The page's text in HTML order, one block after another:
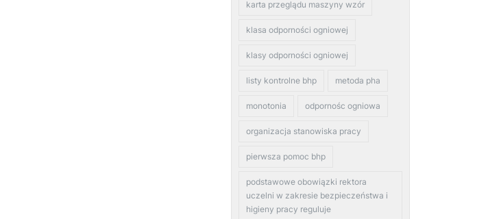
karta przeglądu maszyny wzór
klasa odporności ogniowej
klasy odporności ogniowej
listy kontrolne bhp metoda pha
monotonia odpornośc ogniowa
organizacja stanowiska pracy
pierwsza pomoc bhp
podstawowe obowiązki rektora
uczelni w zakresie bezpieczeństwa i
higieny pracy reguluje